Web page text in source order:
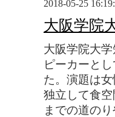
2018-05-25
大阪学院
大阪学院大
ピーカーと
た。演題は
独立して食
までの道の